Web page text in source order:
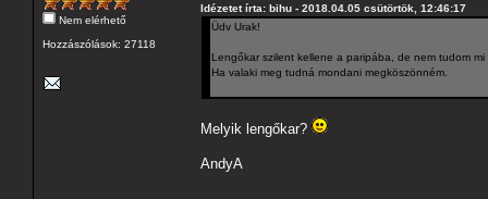
Nem elérhető
Hozzászólások: 27118
Idézetet írta: bihu - 2018.04.05 csütörtök, 12:46:17
Üdv Urak!
Lengőkar szilent kellene a paripába, de nem tudom
Ha valaki meg tudná mondani megköszönném.
Melyik lengőkar?
AndyA